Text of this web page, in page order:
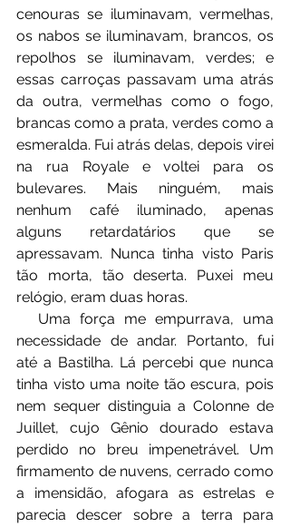
cenouras se iluminavam, vermelhas,
os nabos se iluminavam, brancos, os
repolhos se iluminavam, verdes; e
essas carroças passavam uma atrás
da outra, vermelhas como o fogo,
brancas como a prata, verdes como a
esmeralda. Fui atrás delas, depois virei
na rua Royale e voltei para os
bulevares. Mais ninguém, mais
nenhum café iluminado, apenas
alguns retardatários que se
apressavam. Nunca tinha visto Paris
tão morta, tão deserta. Puxei meu
relógio, eram duas horas.
⠀⠀Uma força me empurrava, uma
necessidade de andar. Portanto, fui
até a Bastilha. Lá percebi que nunca
tinha visto uma noite tão escura, pois
nem sequer distinguia a Colonne de
Juillet, cujo Gênio dourado estava
perdido no breu impenetrável. Um
firmamento de nuvens, cerrado como
a imensidão, afogara as estrelas e
parecia descer sobre a terra para